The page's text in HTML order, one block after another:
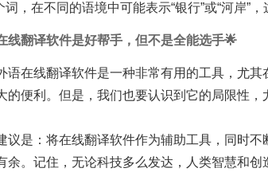
词，在不同的语境中可能表示“银行”或“河岸”
线翻译软件是好帮手，但不是全能选手🌟
语在线翻译软件是一种非常有用的工具，尤
的便利。但是，我们也要认识到它的局限性
议是：将在线翻译软件作为辅助工具，同时
余。记住，无论科技多么发达，人类智慧和创